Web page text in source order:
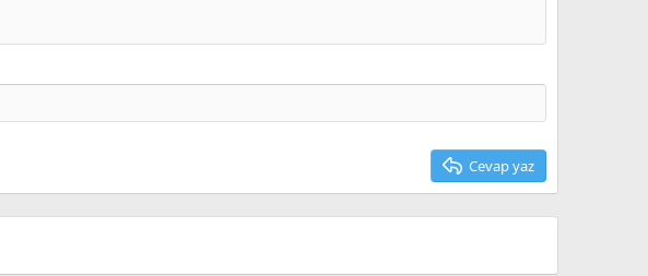
Cevap yaz